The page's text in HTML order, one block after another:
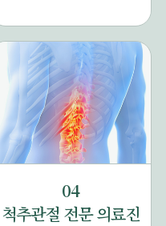
04
척추관절 전문 의료진